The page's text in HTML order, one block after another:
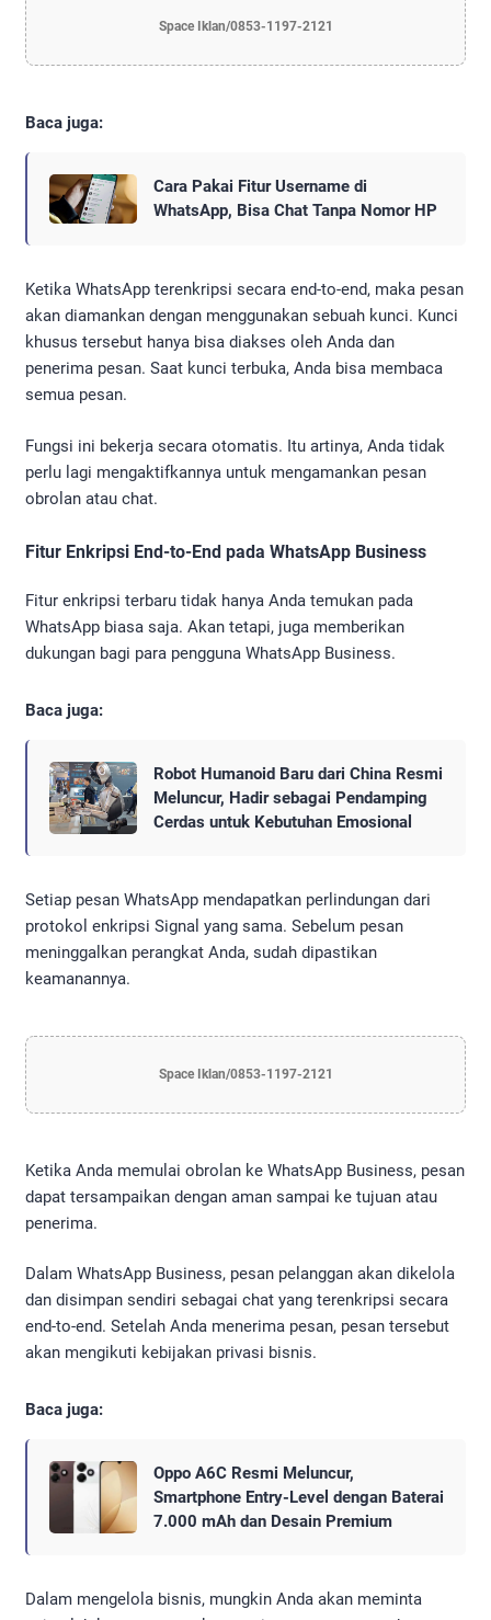
Space Iklan/0853-1197-2121
Baca juga:
Cara Pakai Fitur Username di
WhatsApp, Bisa Chat Tanpa Nomor HP
Ketika WhatsApp terenkripsi secara end-to-end, maka pesan
akan diamankan dengan menggunakan sebuah kunci. Kunci
khusus tersebut hanya bisa diakses oleh Anda dan
penerima pesan. Saat kunci terbuka, Anda bisa membaca
semua pesan.
Fungsi ini bekerja secara otomatis. Itu artinya, Anda tidak
perlu lagi mengaktifkannya untuk mengamankan pesan
obrolan atau chat.
Fitur Enkripsi End-to-End pada WhatsApp Business
Fitur enkripsi terbaru tidak hanya Anda temukan pada
WhatsApp biasa saja. Akan tetapi, juga memberikan
dukungan bagi para pengguna WhatsApp Business.
Baca juga:
Robot Humanoid Baru dari China Resmi
Meluncur, Hadir sebagai Pendamping
Cerdas untuk Kebutuhan Emosional
Setiap pesan WhatsApp mendapatkan perlindungan dari
protokol enkripsi Signal yang sama. Sebelum pesan
meninggalkan perangkat Anda, sudah dipastikan
keamanannya.
Space Iklan/0853-1197-2121
Ketika Anda memulai obrolan ke WhatsApp Business, pesan
dapat tersampaikan dengan aman sampai ke tujuan atau
penerima.
Dalam WhatsApp Business, pesan pelanggan akan dikelola
dan disimpan sendiri sebagai chat yang terenkripsi secara
end-to-end. Setelah Anda menerima pesan, pesan tersebut
akan mengikuti kebijakan privasi bisnis.
Baca juga:
Oppo A6C Resmi Meluncur,
Smartphone Entry-Level dengan Baterai
7.000 mAh dan Desain Premium
Dalam mengelola bisnis, mungkin Anda akan meminta